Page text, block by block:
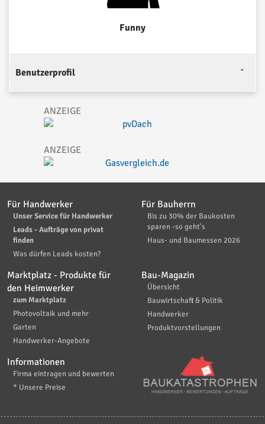
Funny
Benutzerprofil
Für Handwerker
Unser Service für Handwerker
Leads - Aufträge von privat
finden
Was dürfen Leads kosten?
Für Bauherrn
Bis zu 30% der Baukosten
sparen -so geht's
Haus- und Baumessen 2026
Marktplatz - Produkte für
den Heimwerker
zum Marktplatz
Photovoltaik und mehr
Garten
Handwerker-Angebote
Bau-Magazin
Übersicht
Bauwirtschaft & Politik
Handwerker
Produktvorstellungen
Informationen
Firma eintragen und bewerten
* Unsere Preise